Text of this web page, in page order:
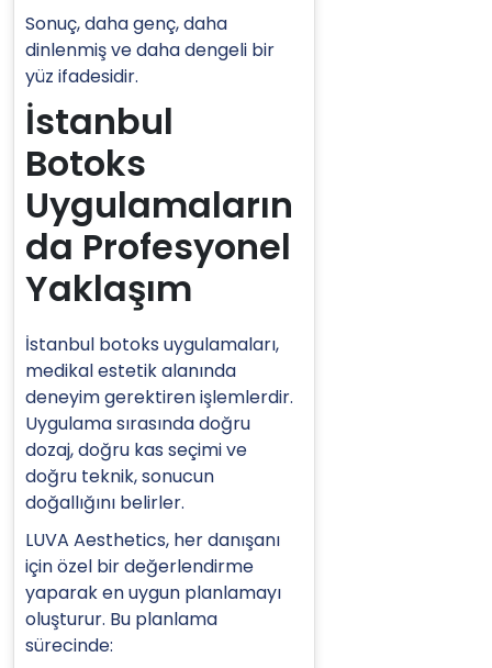
Sonuç, daha genç, daha
dinlenmiş ve daha dengeli bir
yüz ifadesidir.
İstanbul
Botoks
Uygulamaların
da Profesyonel
Yaklaşım
İstanbul botoks uygulamaları,
medikal estetik alanında
deneyim gerektiren işlemlerdir.
Uygulama sırasında doğru
dozaj, doğru kas seçimi ve
doğru teknik, sonucun
doğallığını belirler.
LUVA Aesthetics, her danışanı
için özel bir değerlendirme
yaparak en uygun planlamayı
oluşturur. Bu planlama
sürecinde: